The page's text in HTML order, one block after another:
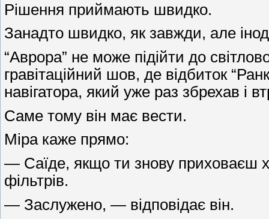
Рішення приймають швидко.
Занадто швидко, як завжди, але
“Аврора” не може підійти до
гравітаційний шов, де відбиток
навігатора, який уже раз збрехав і
Саме тому він має вести.
Міра каже прямо:
— Саїде, якщо ти знову приховаєш
фільтрів.
— Заслужено, — відповідає він.